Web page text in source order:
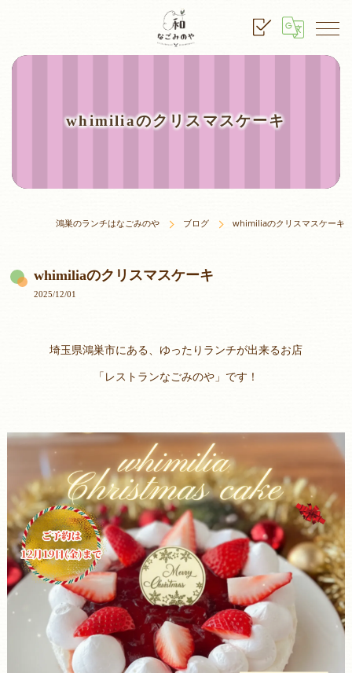
whimiliaのクリスマスケーキ
鴻巣のランチはなごみのや ブログ whimiliaのクリスマスケーキ
whimiliaのクリスマスケーキ
2025/12/01
埼玉県鴻巣市にある、ゆったりランチが出来るお店
「レストランなごみのや」です！